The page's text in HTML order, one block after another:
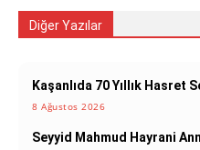
Diğer Yazılar
Kaşanlıda 70 Yıllık Hasret
8 Ağustos 2026
Seyyid Mahmud Hayrani